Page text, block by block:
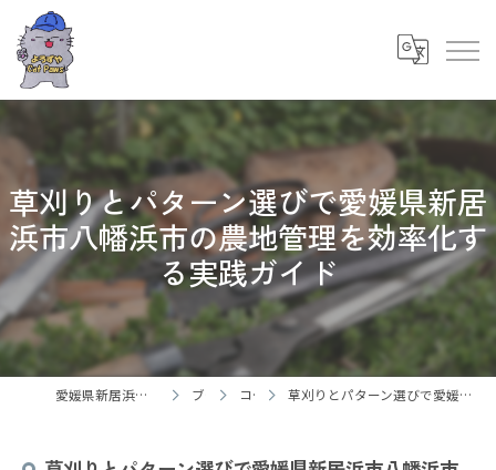
草刈りとパターン選びで愛媛県新居
浜市八幡浜市の農地管理を効率化す
る実践ガイド
愛媛県新居浜市の御用聞ならよろずやCatPaws ブログ コラム 草刈りとパターン選びで愛媛県新居浜市八幡浜市の農地管理を効率化する実践ガイド